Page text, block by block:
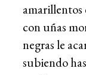
amarillentos
con uñas
negras le
subiendo